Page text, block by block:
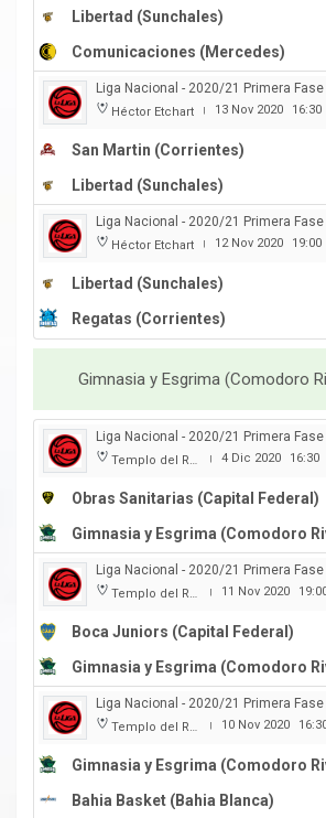
Libertad (Sunchales)
Comunicaciones (Mercedes)
Liga Nacional - 2020/21 Primera Fase
Héctor Etchart | 13 Nov 2020 16:30
San Martin (Corrientes)
Libertad (Sunchales)
Liga Nacional - 2020/21 Primera Fase
Héctor Etchart | 12 Nov 2020 19:00
Libertad (Sunchales)
Regatas (Corrientes)
Gimnasia y Esgrima (Comodoro
Liga Nacional - 2020/21 Primera Fase
Templo del Rock | 4 Dic 2020 16:30
Obras Sanitarias (Capital Federal)
Gimnasia y Esgrima (Comodoro
Liga Nacional - 2020/21 Primera Fase
Templo del Rock | 11 Nov 2020
Boca Juniors (Capital Federal)
Gimnasia y Esgrima (Comodoro
Liga Nacional - 2020/21 Primera Fase
Templo del Rock | 10 Nov 2020
Gimnasia y Esgrima (Comodoro
Bahia Basket (Bahia Blanca)